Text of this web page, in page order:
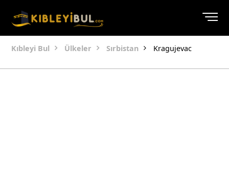
Kıbleyi Bul Ülkeler Sırbistan Kragujevac